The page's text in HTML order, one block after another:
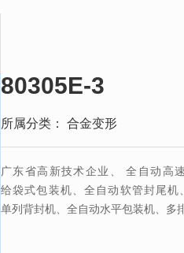
80305E-3
所属分类： 合金变形
广东省高新技术企业、 全自动高
给袋式包装机、全自动软管封尾
单列背封机、全自动水平包装机、多